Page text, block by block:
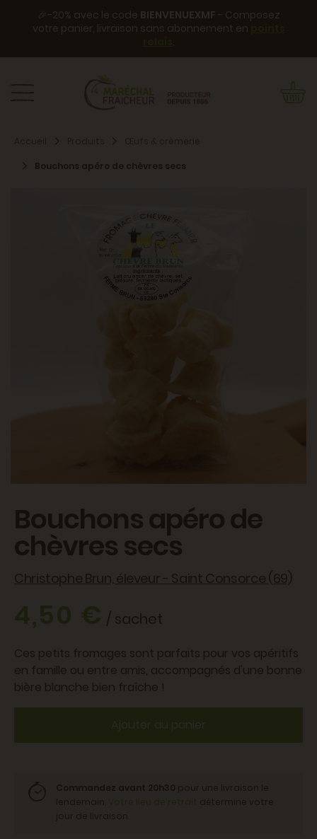
🎉-20% avec le code BIENVENUEXMF - Composez
votre panier, livraison sans abonnement en
.
Bouchons apéro de chèvres secs
Bouchons apéro de
chèvres secs
Christophe Brun, éleveur - Saint Consorce (69)
4,50 €/ sachet
Ces petits fromages sont parfaits pour vos apéritifs
en famille ou entre amis, accompagnés d'une bonne
bière blanche bien fraîche !
Ajouter au panier